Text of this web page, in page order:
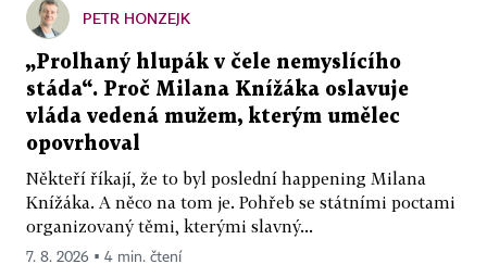
PETR HONZEJK
„Prolhaný hlupák v čele nemyslícího
stáda“. Proč Milana Knížáka oslavuje
vláda vedená mužem, kterým umělec
opovrhoval
Někteří říkají, že to byl poslední happening Milana
Knížáka. A něco na tom je. Pohřeb se státními poctami
organizovaný těmi, kterými slavný...
7. 8. 2026 ▪ 4 min. čtení